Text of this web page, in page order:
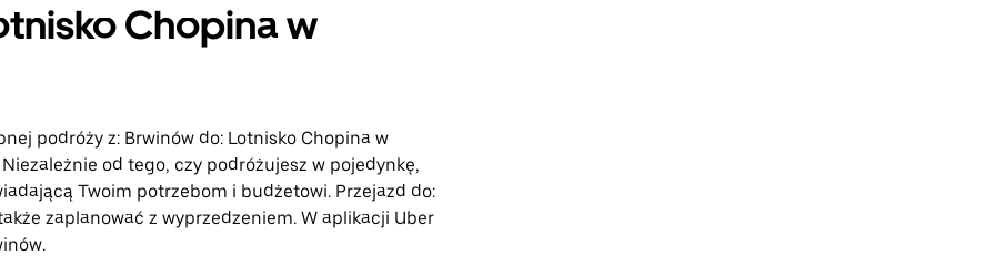
Chopina w
podróży z: Brwinów do: Lotnisko Chopina w
od tego, czy podróżujesz w pojedynkę,
Twoim potrzebom i budżetowi. Przejazd do:
zaplanować z wyprzedzeniem. W aplikacji Uber